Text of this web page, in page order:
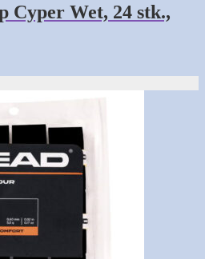
Cyper Wet, 24 stk.,